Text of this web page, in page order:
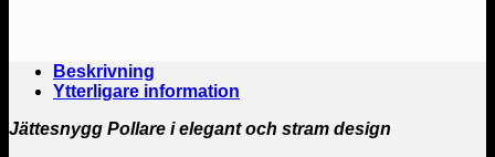
Beskrivning
Ytterligare information
Jättesnygg Pollare i elegant och stram design